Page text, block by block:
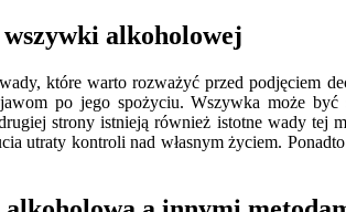
alkoholowej
które warto rozważyć przed podjęciem
po jego spożyciu. Wszywka może
strony istnieją również istotne wady tej
utraty kontroli nad własnym życiem.